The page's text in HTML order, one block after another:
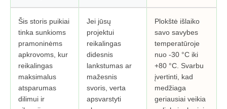
Šis storis puikiai
tinka sunkioms
pramoninėms
apkrovoms, kur
reikalingas
maksimalus
atsparumas
dilimui ir
Jei jūsų
projektui
reikalingas
didesnis
lankstumas ar
mažesnis
svoris, verta
apsvarstyti
Plokštė išlaiko
savo savybes
temperatūroje
nuo -30 °C iki
+80 °C. Svarbu
įvertinti, kad
medžiaga
geriausiai veikia